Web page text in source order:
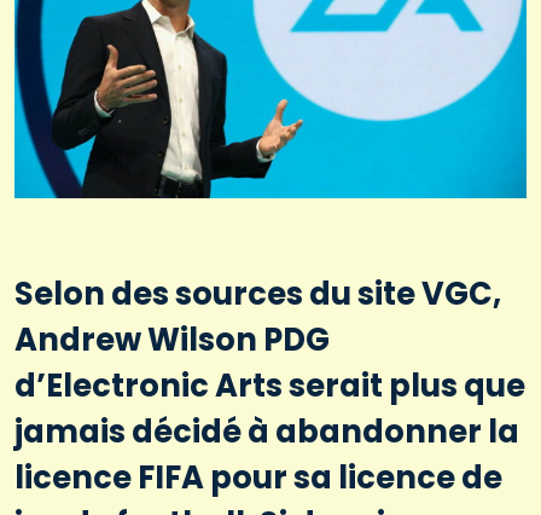
Selon des sources du site VGC,
Andrew Wilson PDG
d’Electronic Arts serait plus que
jamais décidé à abandonner la
licence FIFA pour sa licence de